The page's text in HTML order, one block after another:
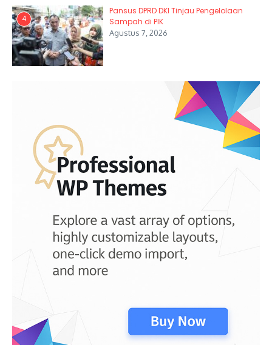
4
Pansus DPRD DKI Tinjau Pengelolaan
Sampah di PIK
Agustus 7, 2026